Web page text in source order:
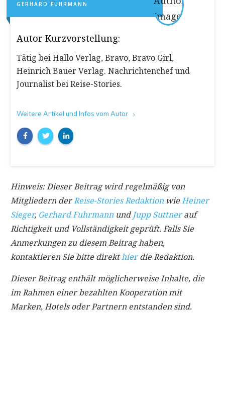
GERHARD FUHRMANN
Autor Kurzvorstellung:
​Tätig bei Hallo Verlag, Bravo, Bravo Girl,
Heinrich Bauer Verlag. Nachrichtenchef und
Journalist ​bei Reise-Stories.
Weitere Artikel und Infos vom Autor
Hinweis: Dieser Beitrag wird regelmäßig von
Mitgliedern derReise-Stories Redaktion wieHeiner
Sieger, Gerhard Fuhrmann und Jupp Suttnerauf
Richtigkeit und Vollständigkeit geprüft. Falls Sie
Anmerkungen zu diesem Beitrag haben,
kontaktieren Sie bitte direkthierdie Redaktion.
Dieser Beitrag enthält möglicherweise Inhalte, die
im Rahmen einer bezahlten Kooperation mit
Marken, Hotels oder Partnern entstanden sind.